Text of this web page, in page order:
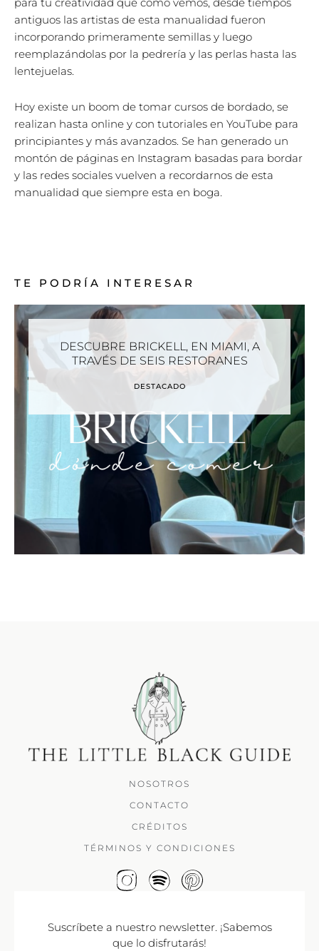
para tu creatividad que como vemos, desde tiempos
antiguos las artistas de esta manualidad fueron
incorporando primeramente semillas y luego
reemplazándolas por la pedrería y las perlas hasta las
lentejuelas.
Hoy existe un boom de tomar cursos de bordado, se
realizan hasta online y con tutoriales en YouTube para
principiantes y más avanzados. Se han generado un
montón de páginas en Instagram basadas para bordar
y las redes sociales vuelven a recordarnos de esta
manualidad que siempre esta en boga.
TE PODRÍA INTERESAR
DESCUBRE BRICKELL, EN MIAMI, A
TRAVÉS DE SEIS RESTORANES
DESTACADO
NOSOTROS
CONTACTO
CRÉDITOS
TÉRMINOS Y CONDICIONES
Suscríbete a nuestro newsletter. ¡Sabemos
que lo disfrutarás!